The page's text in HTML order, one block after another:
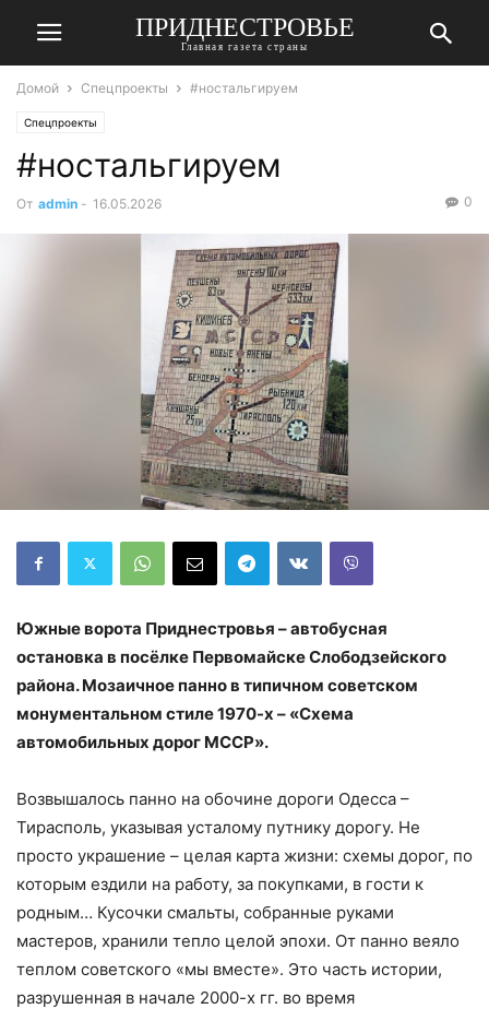
ПРИДНЕСТРОВЬЕ
Главная газета страны
Домой Спецпроекты #ностальгируем
Спецпроекты
#ностальгируем
От admin - 16.05.2026 0
Южные ворота Приднестровья – автобусная
остановка в посёлке Первомайске Слободзейского
района. Мозаичное панно в типичном советском
монументальном стиле 1970-х – «Схема
автомобильных дорог МССР».
Возвышалось панно на обочине дороги Одесса –
Тирасполь, указывая усталому путнику дорогу. Не
просто украшение – целая карта жизни: схемы дорог, по
которым ездили на работу, за покупками, в гости к
родным… Кусочки смальты, собранные руками
мастеров, хранили тепло целой эпохи. От панно веяло
теплом советского «мы вместе». Это часть истории,
разрушенная в начале 2000-х гг. во время